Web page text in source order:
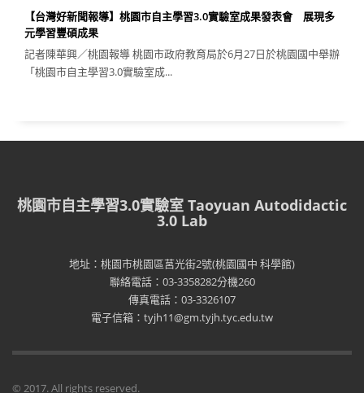
【台灣好新聞報導】桃園市自主學習3.0實驗室成果發表會 展現多
元學習豐碩成果
記者陳華興／桃園報導 桃園市政府教育局於6月27日於桃園國中舉辦
「桃園市自主學習3.0實驗室成...
桃園市自主學習3.0實驗室 Taoyuan Autodidactic
3.0 Lab
地址：桃園市桃園區莒光街2號(桃園國中 科學館)
聯絡電話：03-3358282分機260
傳真電話：03-3326107
電子信箱：tyjh11@gm.tyjh.tyc.edu.tw
© 2017. All rights reserved.